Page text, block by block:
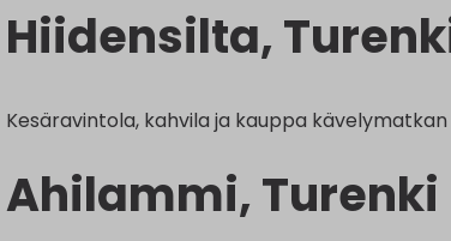
Hiidensilta,
Kesäravintola, kahvila ja kauppa kävelymatkan
Ahilammi, Turenki